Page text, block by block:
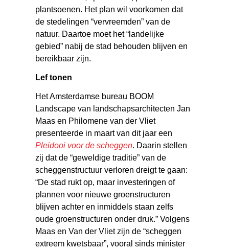
plantsoenen. Het plan wil voorkomen dat
de stedelingen “vervreemden” van de
natuur. Daartoe moet het “landelijke
gebied” nabij de stad behouden blijven en
bereikbaar zijn.
Lef tonen
Het Amsterdamse bureau BOOM
Landscape van landschapsarchitecten Jan
Maas en Philomene van der Vliet
presenteerde in maart van dit jaar een
Pleidooi voor de scheggen. Daarin stellen
zij dat de “geweldige traditie” van de
scheggenstructuur verloren dreigt te gaan:
“De stad rukt op, maar investeringen of
plannen voor nieuwe groenstructuren
blijven achter en inmiddels staan zelfs
oude groenstructuren onder druk.” Volgens
Maas en Van der Vliet zijn de “scheggen
extreem kwetsbaar”, vooral sinds minister